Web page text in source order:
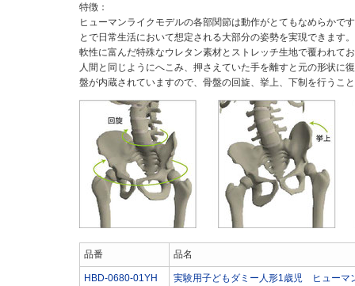
特徴：
ヒューマンライクモデルの各部関節は動作がとてもなめらかで
とで日常生活において想定される大部分の姿勢を実現できます
軟性に富んだ特殊なウレタン素材とストレッチ生地で覆われて
人間と同じようにへこみ、押さえていた手を離すと元の形状に
盤が内蔵されていますので、骨盤の回旋、挙上、下制を行うこ
品番 品名
HBD-0680-01YH 実験用子どもダミー人形1歳児 ヒューマ